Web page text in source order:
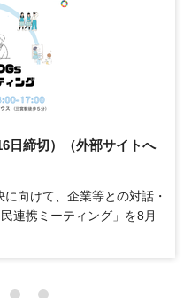
日締切）（外部サイトへ
向けて、企業等との対話・
連携ミーティング」を8月